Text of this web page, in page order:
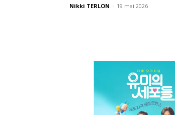
Nikki TERLON - 19 mai 2026